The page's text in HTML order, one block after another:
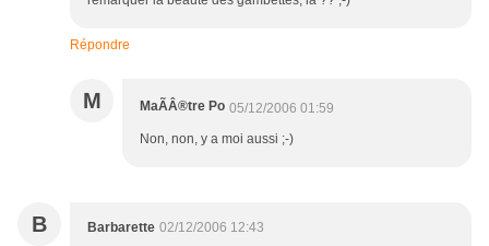
Répondre
M MaÃÂ®tre Po 05/12/2006 01:59
Non, non, y a moi aussi ;-)
B Barbarette 02/12/2006 12:43